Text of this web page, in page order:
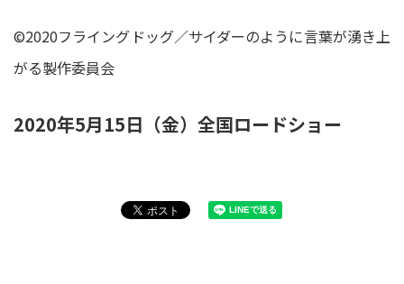
©2020フライングドッグ／サイダーのように言葉が湧き上
がる製作委員会
2020年5月15日（金）全国ロードショー